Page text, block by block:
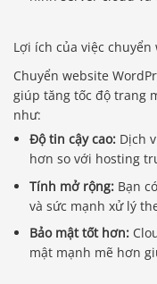
Lợi ích của việc
Chuyển website
giúp tăng tốc độ trang
như:
Độ tin cậy cao: Dịch
hơn so với hosting
Tính mở rộng: Bạn
và sức mạnh xử lý
Bảo mật tốt hơn:
mật mạnh mẽ hơn